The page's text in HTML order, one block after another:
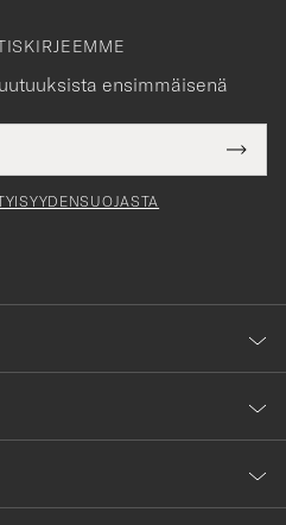
ensimmäisenä